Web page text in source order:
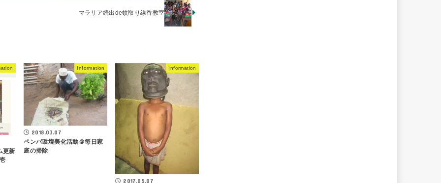
マラリア続出de蚊取り線香教室
更新
Information
2018.03.07
ペンバ環境美化活動＠毎日家
庭の掃除
Information
2017.05.07